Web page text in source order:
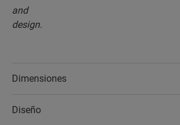
Dimensiones
Diseño